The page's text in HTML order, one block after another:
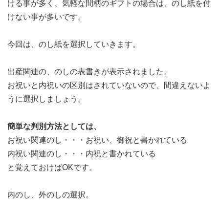
ける事が多く、気軽な間柄のギフトの場合は、のし紙を付
けない事が多いです。
今回は、のし紙を選択していきます。
出産関連の、のしの表書きが表示されました。
お祝いと内祝いの区別はされていないので、間違えないよ
うに選択しましょう。
簡単な判別方法としては、
お祝い関連のし・・・お祝い、御祝と書かれている
内祝い関連のし・・・内祝と書かれている
と覚えておけばOKです。
内のし、外のしの選択。